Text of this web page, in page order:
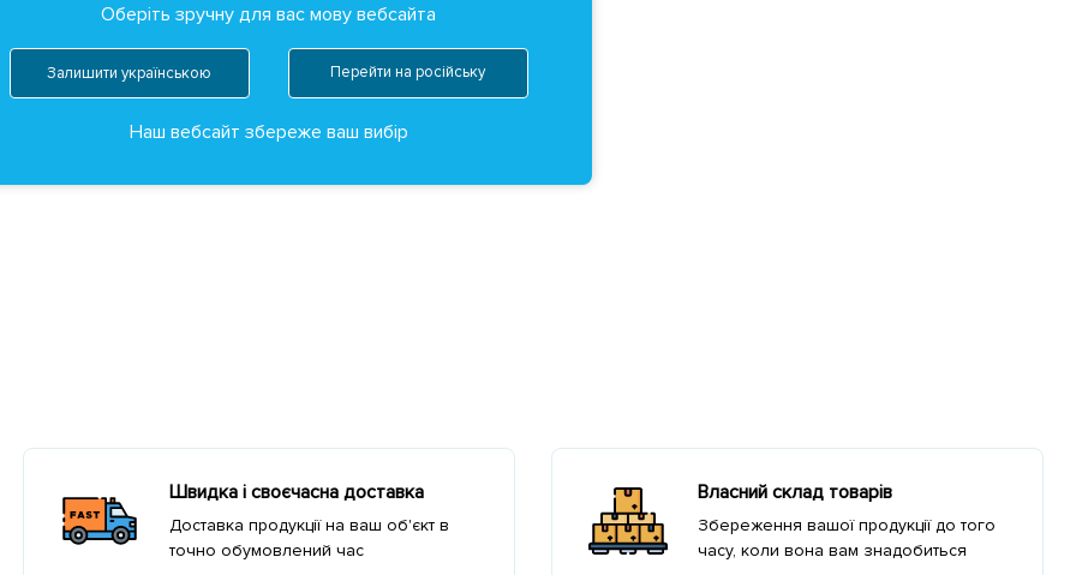
Швидка і своєчасна доставка
Доставка продукції на ваш об'єкт в
точно обумовлений час
Власний склад товарів
Збереження вашої продукції до того
часу, коли вона вам знадобиться
Оберіть зручну для вас мову вебсайта
Залишити українською Перейти на російську
Наш вебсайт збереже ваш вибір